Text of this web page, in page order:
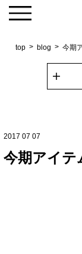
top blog 今期
2017 07 07
今期アイ